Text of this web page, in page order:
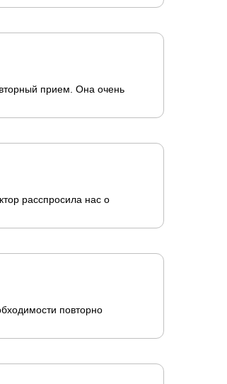
прием. Она очень
расспросила нас о
повторно